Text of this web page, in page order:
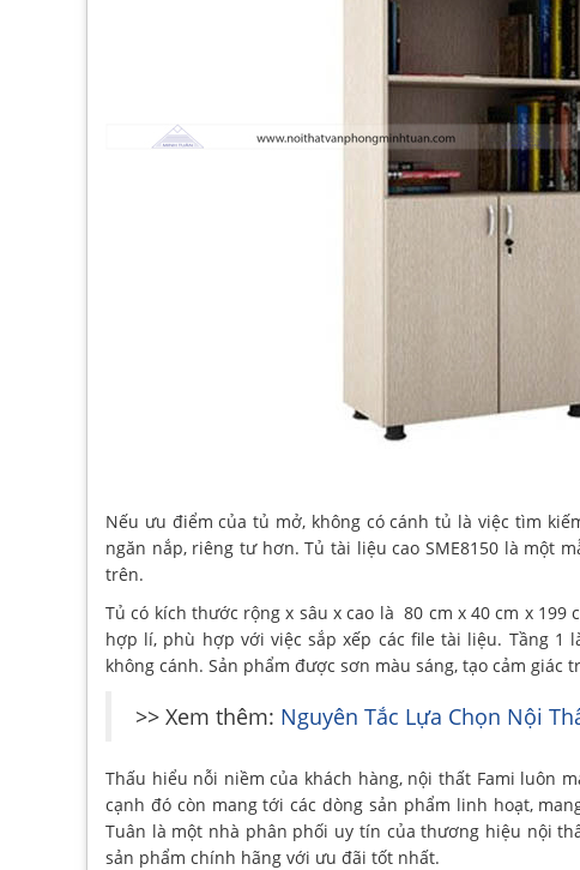
Nếu ưu điểm của tủ mở, không có cánh tủ là việc tìm
ngăn nắp, riêng tư hơn. Tủ tài liệu cao SME8150 là một
trên.
Tủ có kích thước rộng x sâu x cao là 80 cm x 40 cm x
hợp lí, phù hợp với việc sắp xếp các file tài liệu. Tầng 1
không cánh. Sản phẩm được sơn màu sáng, tạo cảm
>> Xem thêm: Nguyên Tắc Lựa Chọn Nội
Thấu hiểu nỗi niềm của khách hàng, nội thất Fami luôn
cạnh đó còn mang tới các dòng sản phẩm linh hoạt,
Tuân là một nhà phân phối uy tín của thương hiệu nội
sản phẩm chính hãng với ưu đãi tốt nhất.